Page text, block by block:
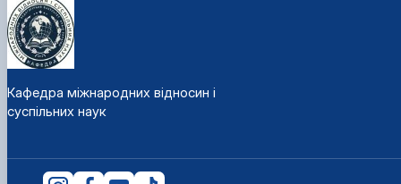
Кафедра міжнародних відносин і
суспільних наук